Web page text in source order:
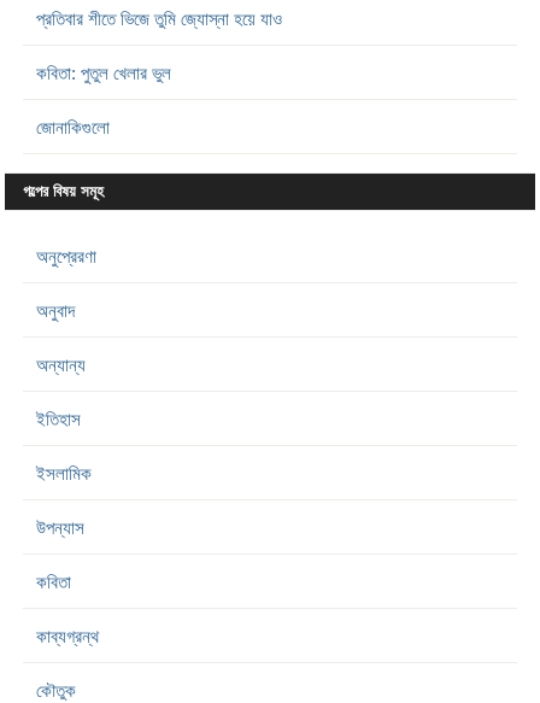
প্রতিবার শীতে ভিজে তুমি জ্যোস্না হয়ে যাও
কবিতা: পুতুল খেলার ভুল
জোনাকিগুলো
গল্পের বিষয় সমূহ
অনুপ্রেরণা
অনুবাদ
অন্যান্য
ইতিহাস
ইসলামিক
উপন্যাস
কবিতা
কাব্যগ্রন্থ
কৌতুক